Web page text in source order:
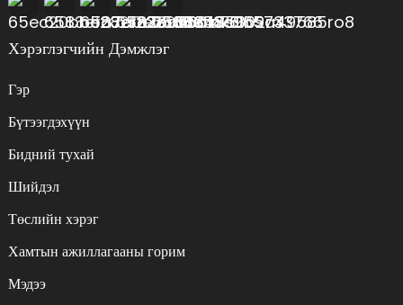
Хэрэглэгчийн Дэмжлэг
Гэр
Бүтээгдэхүүн
Бидний тухай
Шийдэл
Төслийн хэрэг
Хамтын ажиллагааны горим
Мэдээ